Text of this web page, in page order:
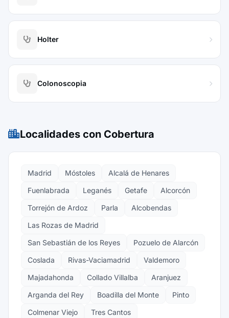
Holter
Colonoscopia
Localidades con Cobertura
Madrid Móstoles
Alcalá de Henares
Fuenlabrada
Leganés Getafe
Alcorcón
Torrejón de Ardoz
Parla
Alcobendas
Las Rozas de Madrid
San Sebastián de los Reyes
Pozuelo de Alarcón
Coslada
Rivas-Vaciamadrid
Valdemoro
Majadahonda
Collado Villalba
Aranjuez
Arganda del Rey
Boadilla del Monte
Pinto
Colmenar Viejo
Tres Cantos